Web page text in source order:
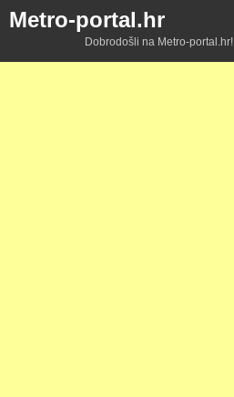
Metro-portal.hr
Dobrodošli na Metro-portal.hr!